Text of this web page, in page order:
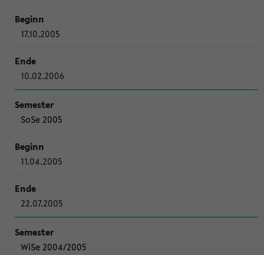
17.10.2005
10.02.2006
SoSe 2005
11.04.2005
22.07.2005
WiSe 2004/2005